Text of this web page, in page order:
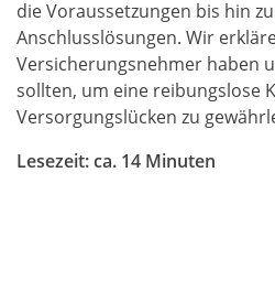
die Voraussetzungen bis hin
Anschlusslösungen. Wir
Versicherungsnehmer haben
sollten, um eine reibungslose
Versorgungslücken zu
Lesezeit: ca. 14 Minuten